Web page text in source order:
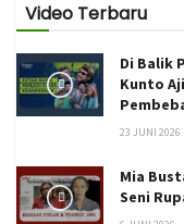
Video Terbaru
Di Balik
Kunto
23 JUNI 2026
Mia
Seni